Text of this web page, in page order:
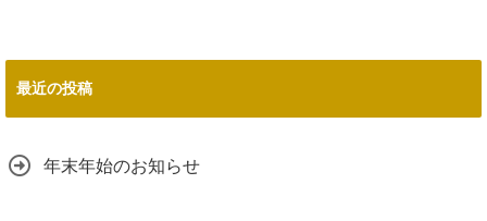
最近の投稿
年末年始のお知らせ